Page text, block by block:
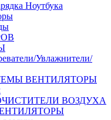
Ноутбука
Увлажнители/
ВЕНТИЛЯТОРЫ
ВОЗДУХА